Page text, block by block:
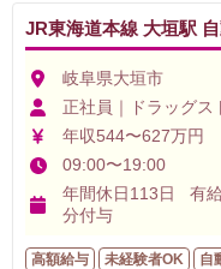
JR東海道本線 大垣駅
岐阜県大垣市
正社員｜ドラッグス
年収544〜627万円
09:00〜19:00
年間休日113日 有
分付与
高額給与 未経験者OK 自